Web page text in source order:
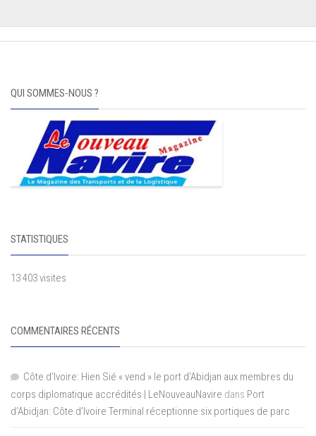
QUI SOMMES-NOUS ?
STATISTIQUES
13 403 visites
COMMENTAIRES RÉCENTS
Côte d'Ivoire: Hien Sié « vend » le port d'Abidjan aux membres du
corps diplomatique accrédités | LeNouveauNavire dans Port
d’Abidjan: Côte d’Ivoire Terminal réceptionne six portiques de parc